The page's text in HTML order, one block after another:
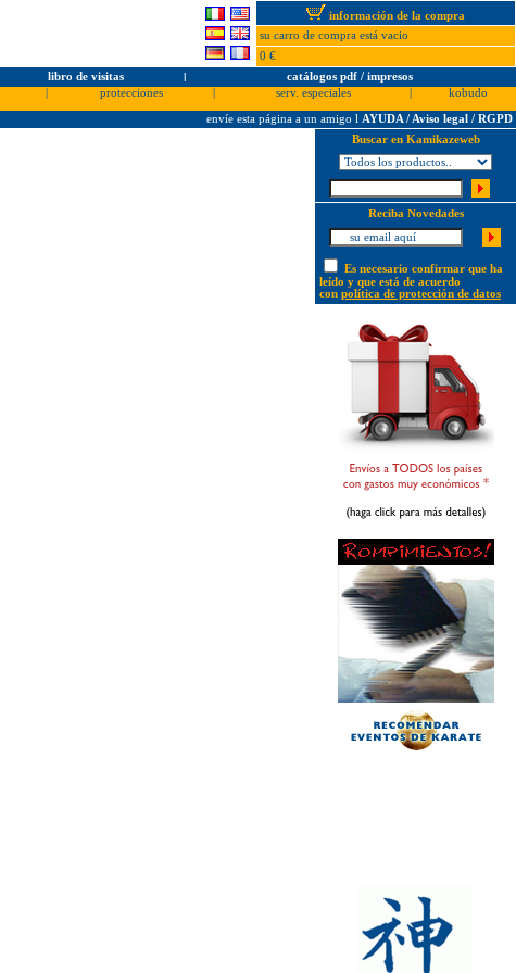
información de la compra
su carro de compra está vacio
0 €
libro de visitas l
catálogos pdf / impresos
protecciones serv. especiales
kobudo
envíe esta página a un amigo l AYUDA / Aviso legal / RGPD
Buscar en Kamikazeweb
Reciba Novedades
Es necesario confirmar que ha
leído y que está de acuerdo
con política de protección de datos